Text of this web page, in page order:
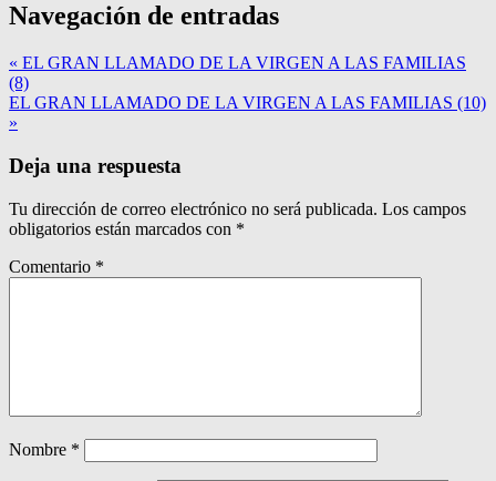
Navegación de entradas
« EL GRAN LLAMADO DE LA VIRGEN A LAS FAMILIAS
(8)
EL GRAN LLAMADO DE LA VIRGEN A LAS FAMILIAS (10)
»
Deja una respuesta
Tu dirección de correo electrónico no será publicada. Los campos
obligatorios están marcados con *
Comentario *
Nombre *